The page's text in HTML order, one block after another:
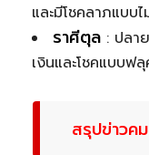
และมีโชคลาภแบบ
ราศีตุล : ปลา
เงินและโชคแบบฟ
สรุปข่าวค